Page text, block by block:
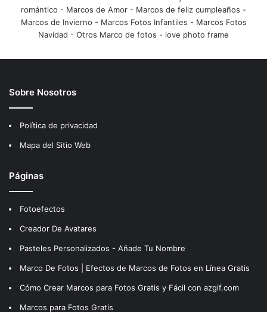
romántico - Marcos de Amor - Marcos de feliz cumpleaños -
Marcos de Invierno - Marcos Fotos Infantiles - Marcos Fotos
Navidad - Otros Marco de fotos - love photo frame
Sobre Nosotros
Política de privacidad
Mapa del Sitio Web
Páginas
Fotoefectos
Creador De Avatares
Pasteles Personalizados - Añade Tu Nombre
Marco De Fotos | Efectos de Marcos de Fotos en Línea Gratis
Cómo Crear Marcos para Fotos Gratis y Fácil con azgif.com
Marcos para Fotos Gratis